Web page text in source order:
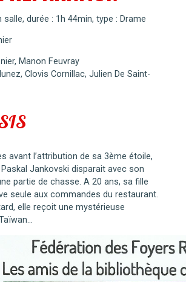
salle, durée : 1h 44min, type : Drame
Manon Feuvray
Clovis Cornillac, Julien De Saint-
avant l’attribution de sa 3ème étoile,
Jankovski disparait avec son
partie de chasse. A 20 ans, sa fille
seule aux commandes du restaurant.
elle reçoit une mystérieuse